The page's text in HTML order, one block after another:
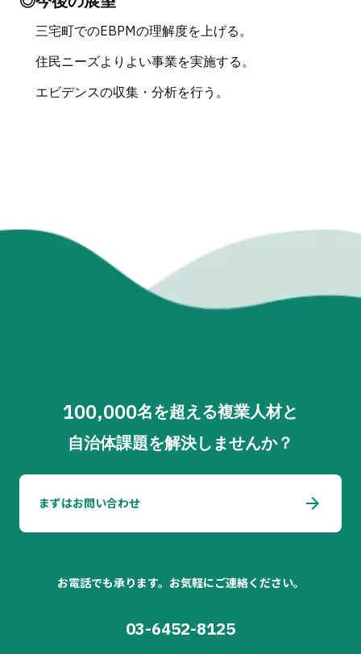
三宅町でのEBPMの理解度を上げる。
住民ニーズよりよい事業を実施する。
エビデンスの収集・分析を行う。
100,000名を超える複業人材と
自治体課題を解決しませんか？
まずはお問い合わせ arrow_forward
お電話でも承ります。お気軽にご連絡ください。
03-6452-8125